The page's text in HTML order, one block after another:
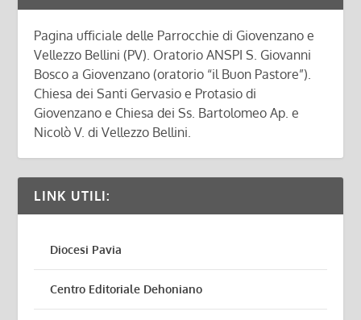
Pagina ufficiale delle Parrocchie di Giovenzano e
Vellezzo Bellini (PV). Oratorio ANSPI S. Giovanni
Bosco a Giovenzano (oratorio “il Buon Pastore”).
Chiesa dei Santi Gervasio e Protasio di
Giovenzano e Chiesa dei Ss. Bartolomeo Ap. e
Nicolò V. di Vellezzo Bellini.
LINK UTILI:
Diocesi Pavia
Centro Editoriale Dehoniano